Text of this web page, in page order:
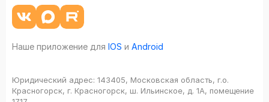
Наше приложение для IOS и Android
Юридический адрес: 143405, Московская область, г.о.
Красногорск, г. Красногорск, ш. Ильинское, д. 1А, помещение